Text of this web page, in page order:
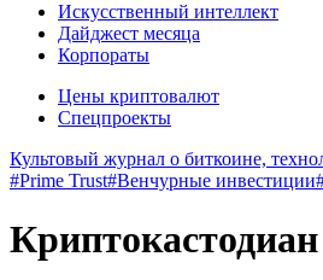
Искусственный интеллект
Дайджест месяца
Корпораты
Цены криптовалют
Спецпроекты
Культовый журнал о биткоине,
#Prime Trust#Венчурные инвестиции